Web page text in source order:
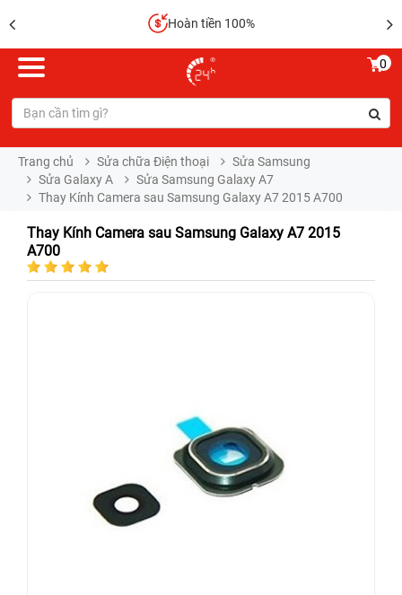
Hoàn tiền 100%
0
Trang chủ Sửa chữa Điện thoại
Sửa Samsung
Sửa Galaxy A
Sửa Samsung Galaxy A7
Thay Kính Camera sau Samsung Galaxy A7 2015 A700
Thay Kính Camera sau Samsung Galaxy A7 2015
A700